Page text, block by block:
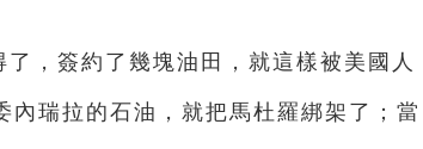
，簽約了幾塊油田，就這樣被美國人
瑞拉的石油，就把馬杜羅綁架了；當